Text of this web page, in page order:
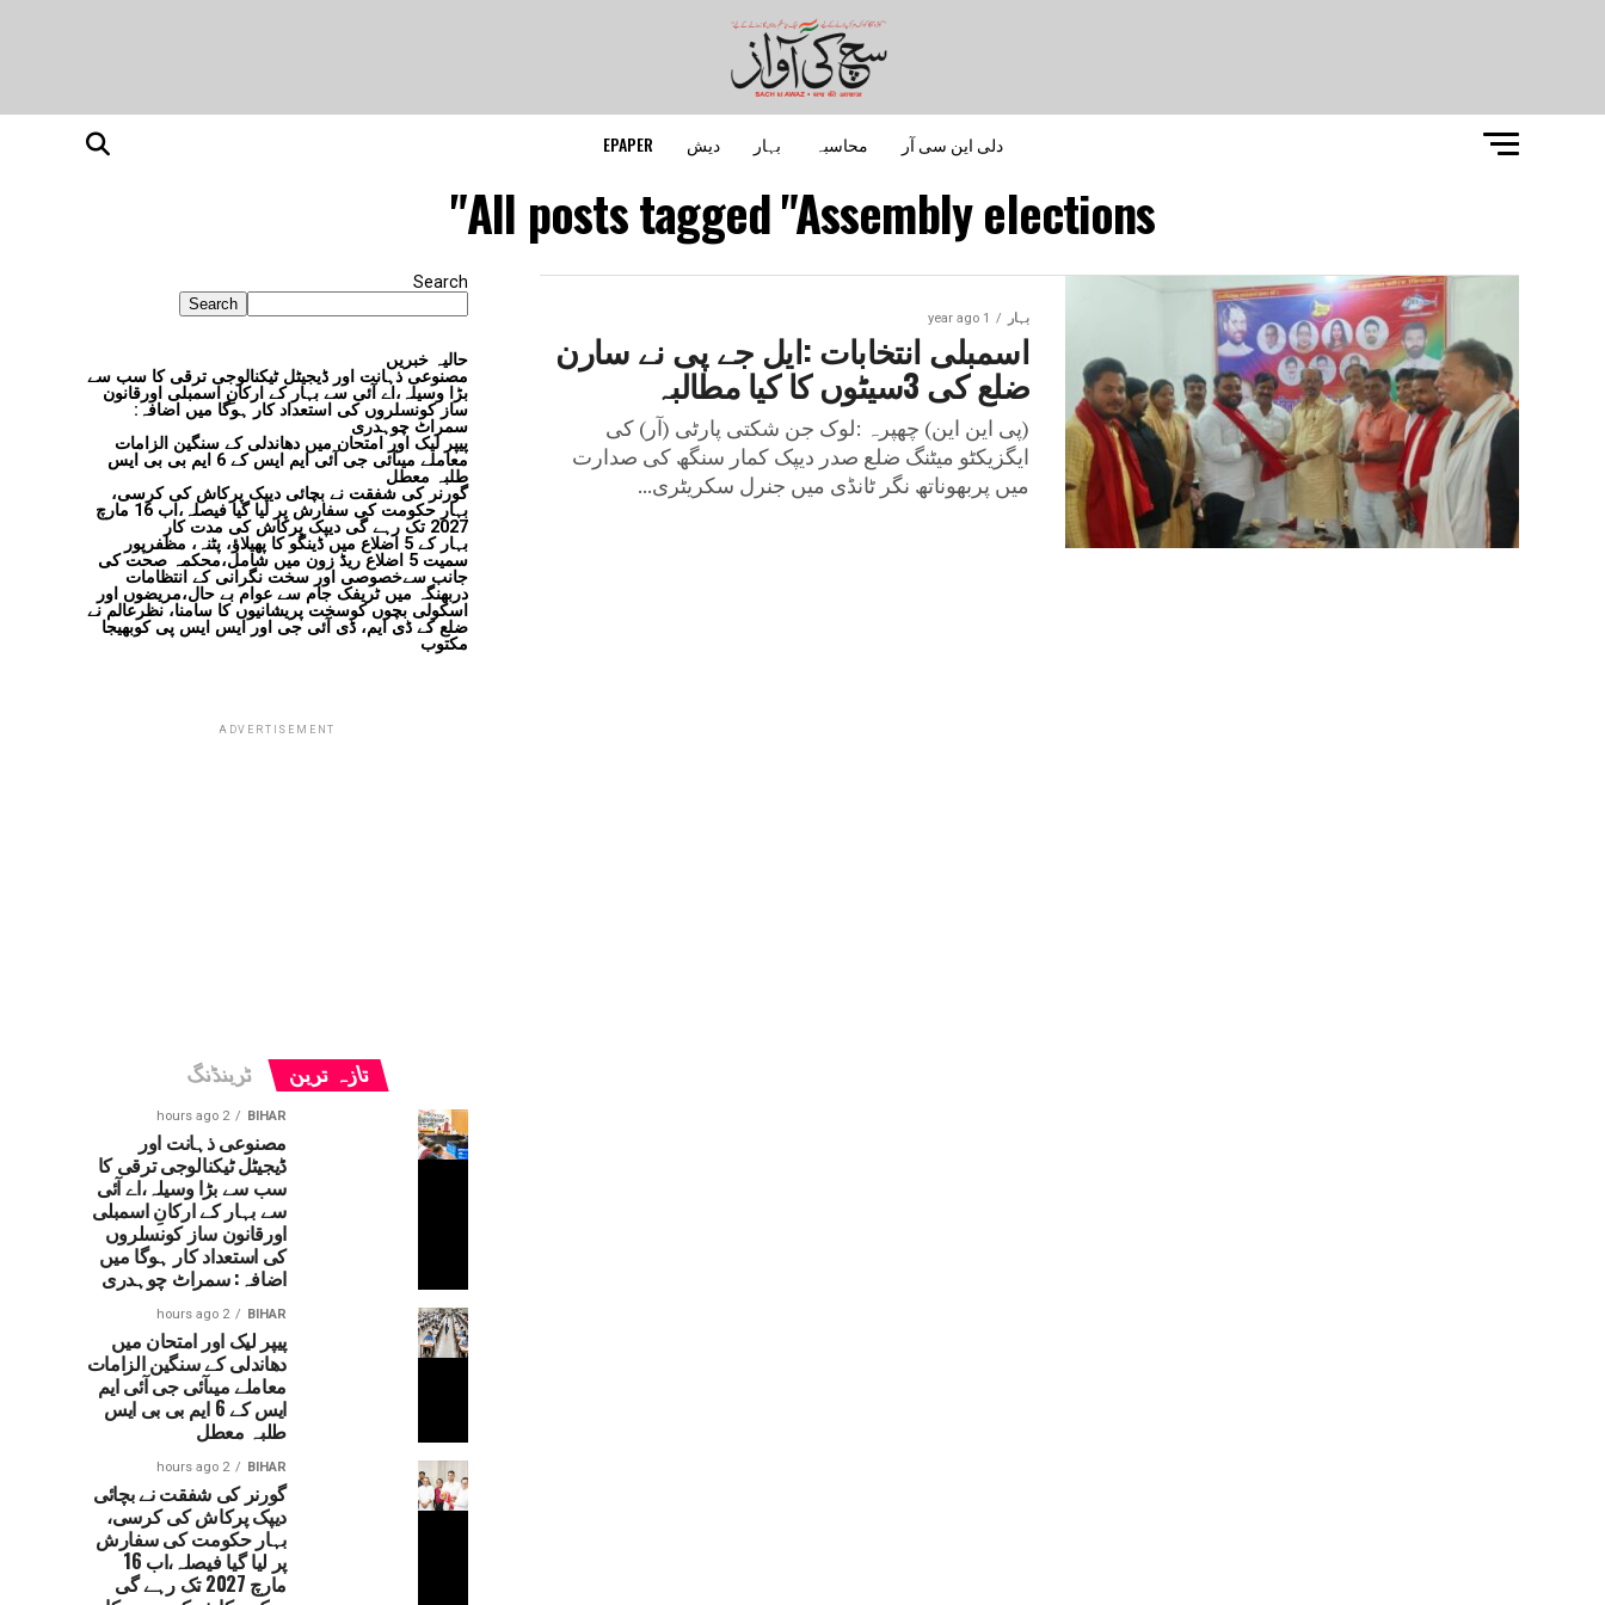
دلی این سی آر محاسبہ بہار دیش EPAPER
All posts tagged "Assembly elections"
بہار 1 year ago
اسمبلی انتخابات :ایل جے پی نے سارن
ضلع کی 3سیٹوں کا کیا مطالبہ
(پی این این) چھپرہ :لوک جن شکتی پارٹی (آر) کی
ایگزیکٹو میٹنگ ضلع صدر دیپک کمار سنگھ کی صدارت
میں پربھوناتھ نگر ٹانڈی میں جنرل سکریٹری...
Search
Search
حالیہ خبریں
مصنوعی ذہانت اور ڈیجیٹل ٹیکنالوجی ترقی کا سب سے
بڑا وسیلہ،اے آئی سے بہار کے ارکانِ اسمبلی اورقانون
ساز کونسلروں کی استعداد کار ہوگا میں اضافہ:
سمراٹ چوہدری
پیپر لیک اور امتحان میں دھاندلی کے سنگین الزامات
معاملے میںآئی جی آئی ایم ایس کے 6 ایم بی بی ایس
طلبہ معطل
گورنر کی شفقت نے بچائی دیپک پرکاش کی کرسی،
بہار حکومت کی سفارش پر لیا گیا فیصلہ،اب 16 مارچ
2027 تک رہے گی دیپک پرکاش کی مدت کار
بہار کے 5 اضلاع میں ڈینگو کا پھیلاؤ، پٹنہ، مظفرپور
سمیت 5 اضلاع ریڈ زون میں شامل،محکمہ صحت کی
جانب سےخصوصی اور سخت نگرانی کے انتظامات
دربھنگہ میں ٹریفک جام سے عوام بے حال،مریضوں اور
اسکولی بچوں کوسخت پریشانیوں کا سامنا، نظرعالم نے
ضلع کے ڈی ایم، ڈی آئی جی اور ایس ایس پی کوبھیجا
مکتوب
ADVERTISEMENT
تازہ ترین ٹرینڈنگ
BIHAR
2 hours ago
مصنوعی ذہانت اور
ڈیجیٹل ٹیکنالوجی ترقی کا
سب سے بڑا وسیلہ،اے آئی
سے بہار کے ارکانِ اسمبلی
اورقانون ساز کونسلروں
کی استعداد کار ہوگا میں
اضافہ: سمراٹ چوہدری
BIHAR
2 hours ago
پیپر لیک اور امتحان میں
دھاندلی کے سنگین الزامات
معاملے میںآئی جی آئی ایم
ایس کے 6 ایم بی بی ایس
طلبہ معطل
BIHAR
2 hours ago
گورنر کی شفقت نے بچائی
دیپک پرکاش کی کرسی،
بہار حکومت کی سفارش
پر لیا گیا فیصلہ،اب 16
مارچ 2027 تک رہے گی